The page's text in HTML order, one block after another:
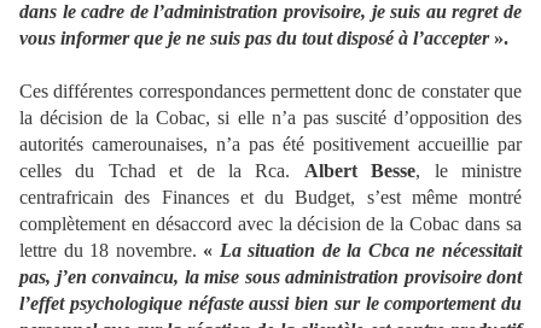
dans le cadre de l’administration provisoire, je suis au regret de
vous informer que je ne suis pas du tout disposé à l’accepter».
Ces différentes correspondances permettent donc de constater que
la décision de la Cobac, si elle n’a pas suscité d’opposition des
autorités camerounaises, n’a pas été positivement accueillie par
celles du Tchad et de la Rca. Albert Besse, le ministre
centrafricain des Finances et du Budget, s’est même montré
complètement en désaccord avec la décision de la Cobac dans sa
lettre du 18 novembre. « La situation de la Cbca ne nécessitait
pas, j’en convaincu, la mise sous administration provisoire dont
l’effet psychologique néfaste aussi bien sur le comportement du